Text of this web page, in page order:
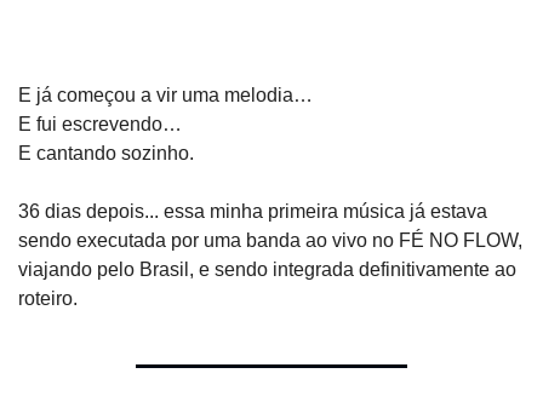
E já começou a vir uma melodia…
E fui escrevendo…
E cantando sozinho.
36 dias depois... essa minha primeira música já estava
sendo executada por uma banda ao vivo no FÉ NO FLOW,
viajando pelo Brasil, e sendo integrada definitivamente ao
roteiro.